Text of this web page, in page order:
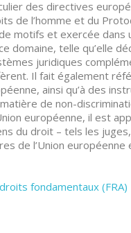
des directives
de l’homme et du
motifs et exercée dans
domaine, telle qu’elle
juridiques
Il fait également
ainsi qu’à des
de non-
européenne, il est
du droit – tels les
de l’Union européenne
fondamentaux (FRA)